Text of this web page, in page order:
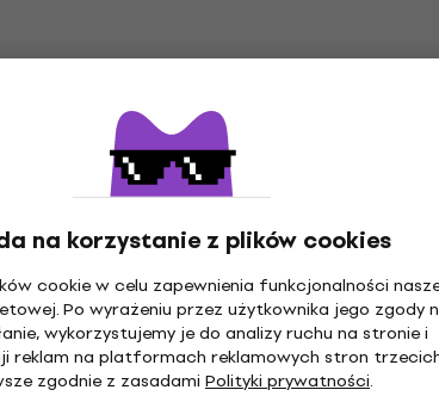
na korzystanie z plików cookies
cookie w celu zapewnienia funkcjonalności
Po wyrażeniu przez użytkownika jego zgody
wykorzystujemy je do analizy ruchu na stronie i
reklam na platformach reklamowych stron
zgodnie z zasadami Polityki prywatności.